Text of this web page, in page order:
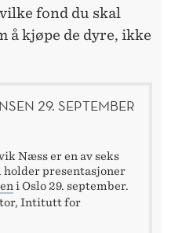
fond du skal
å kjøpe de dyre, ikke
29. SEPTEMBER
Næss er en av seks
holder presentasjoner
i Oslo 29. september.
Intitutt for